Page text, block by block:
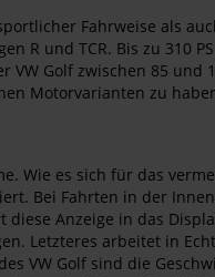
Fahrweise als
R und TCR. Bis zu 310
Golf zwischen 85 und
Motorvarianten zu
Wie es sich für das
Bei Fahrten in der
Anzeige in das
Letzteres arbeitet in
VW Golf sind die